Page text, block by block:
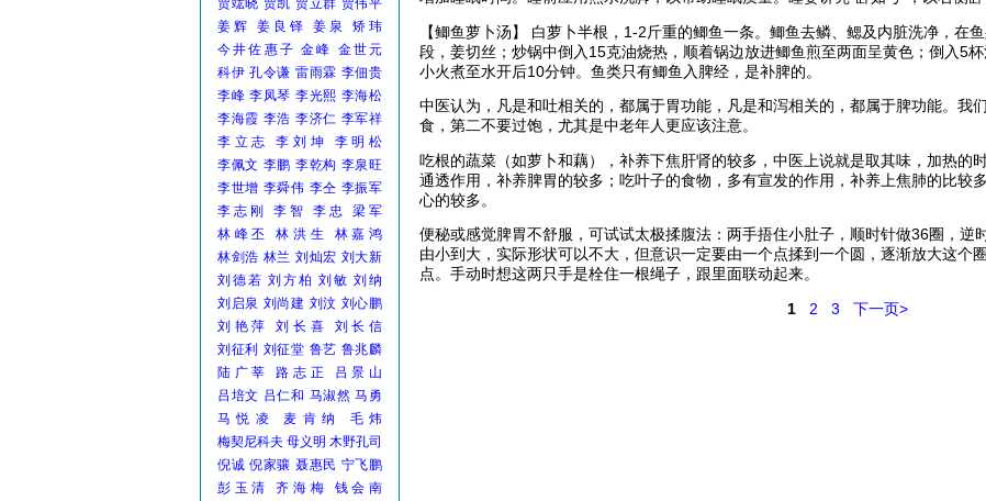
贾竑晓 贾凯 贾立群 贾伟平
姜辉
姜良铎 姜泉
矫玮
今井佐惠子 金峰 金世元
科伊 孔令谦 雷雨霖 李佃贵
李峰 李凤琴 李光熙 李海松
李海霞 李浩 李济仁 李军祥
李立志
李刘坤
李明松
李佩文 李鹏 李乾构 李泉旺
李世增 李舜伟 李仝 李振军
李志刚
李智 李忠
梁军
林峰丕
林洪生
林嘉鸿
林剑浩 林兰 刘灿宏 刘大新
刘德若 刘方柏 刘敏 刘纳
刘启泉 刘尚建 刘汶 刘心鹏
刘艳萍
刘长喜
刘长信
刘征利 刘征堂 鲁艺 鲁兆麟
陆广莘
路志正
吕景山
吕培文 吕仁和 马淑然 马勇
马悦凌
麦肯纳
毛炜
梅契尼科夫 母义明 木野孔司
倪诚 倪家骧 聂惠民 宁飞鹏
彭玉清
齐海梅
钱会南
【鲫鱼萝卜汤】 白萝卜半根，1-2斤重的鲫鱼一条。鲫鱼去鳞、鳃及内脏洗净，在
段，姜切丝；炒锅中倒入15克油烧热，顺着锅边放进鲫鱼煎至两面呈黄色；倒入5
小火煮至水开后10分钟。鱼类只有鲫鱼入脾经，是补脾的。
中医认为，凡是和吐相关的，都属于胃功能，凡是和泻相关的，都属于脾功能。我
食，第二不要过饱，尤其是中老年人更应该注意。
吃根的蔬菜（如萝卜和藕），补养下焦肝肾的较多，中医上说就是取其味，加热的
通透作用，补养脾胃的较多；吃叶子的食物，多有宣发的作用，补养上焦肺的比较
心的较多。
便秘或感觉脾胃不舒服，可试试太极揉腹法：两手捂住小肚子，顺时针做36圈，逆
由小到大，实际形状可以不大，但意识一定要由一个点揉到一个圆，逐渐放大这个
点。手动时想这两只手是栓住一根绳子，跟里面联动起来。
1 2 3 下一页>